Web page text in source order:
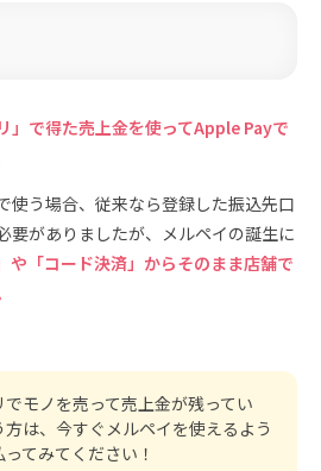
」で得た売上金を使ってApple Payで
使う場合、従来なら登録した振込先口
要がありましたが、メルペイの誕生に
や「コード決済」からそのまま店舗で
でモノを売って売上金が残ってい
方は、今すぐメルペイを使えるよう
てみてください！